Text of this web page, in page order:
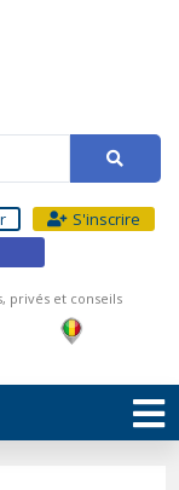
S'inscrire
privés et conseils